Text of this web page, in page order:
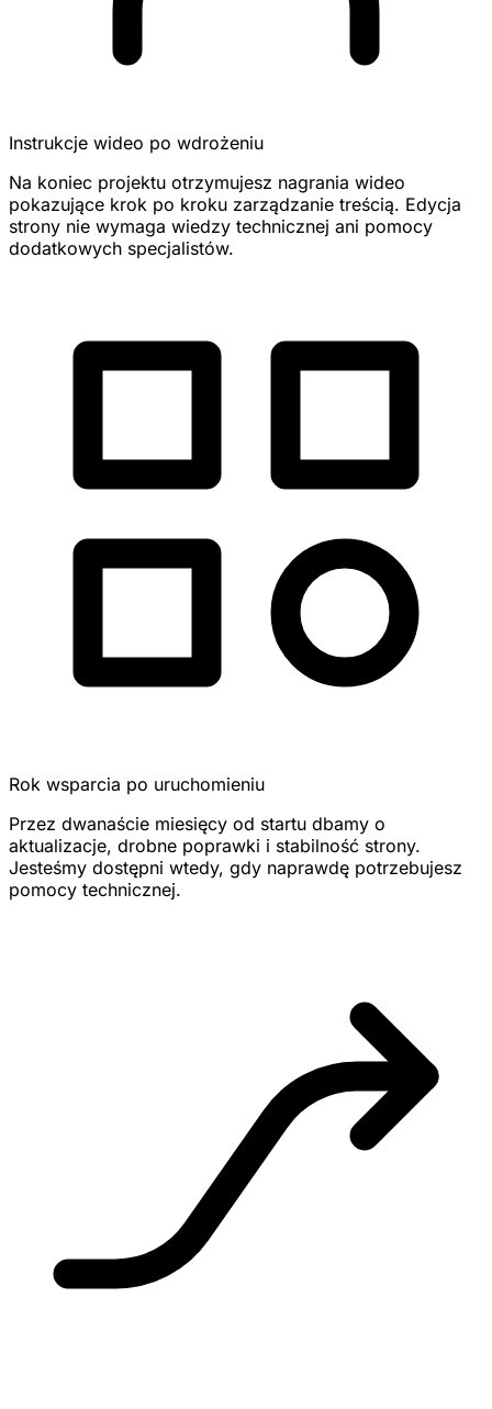
Instrukcje wideo po wdrożeniu
Na koniec projektu otrzymujesz nagrania wideo
pokazujące krok po kroku zarządzanie treścią. Edycja
strony nie wymaga wiedzy technicznej ani pomocy
dodatkowych specjalistów.
Rok wsparcia po uruchomieniu
Przez dwanaście miesięcy od startu dbamy o
aktualizacje, drobne poprawki i stabilność strony.
Jesteśmy dostępni wtedy, gdy naprawdę potrzebujesz
pomocy technicznej.